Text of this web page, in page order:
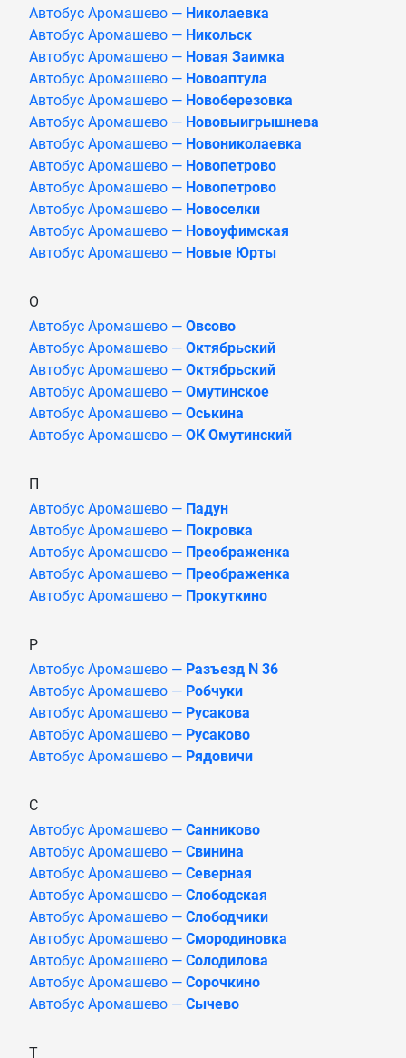
Автобус Аромашево — Николаевка
Автобус Аромашево — Никольск
Автобус Аромашево — Новая Заимка
Автобус Аромашево — Новоаптула
Автобус Аромашево — Новоберезовка
Автобус Аромашево — Нововыигрышнева
Автобус Аромашево — Новониколаевка
Автобус Аромашево — Новопетрово
Автобус Аромашево — Новопетрово
Автобус Аромашево — Новоселки
Автобус Аромашево — Новоуфимская
Автобус Аромашево — Новые Юрты
О
Автобус Аромашево — Овсово
Автобус Аромашево — Октябрьский
Автобус Аромашево — Октябрьский
Автобус Аромашево — Омутинское
Автобус Аромашево — Оськина
Автобус Аромашево — ОК Омутинский
П
Автобус Аромашево — Падун
Автобус Аромашево — Покровка
Автобус Аромашево — Преображенка
Автобус Аромашево — Преображенка
Автобус Аромашево — Прокуткино
Р
Автобус Аромашево — Разъезд N 36
Автобус Аромашево — Робчуки
Автобус Аромашево — Русакова
Автобус Аромашево — Русаково
Автобус Аромашево — Рядовичи
С
Автобус Аромашево — Санниково
Автобус Аромашево — Свинина
Автобус Аромашево — Северная
Автобус Аромашево — Слободская
Автобус Аромашево — Слободчики
Автобус Аромашево — Смородиновка
Автобус Аромашево — Солодилова
Автобус Аромашево — Сорочкино
Автобус Аромашево — Сычево
Т